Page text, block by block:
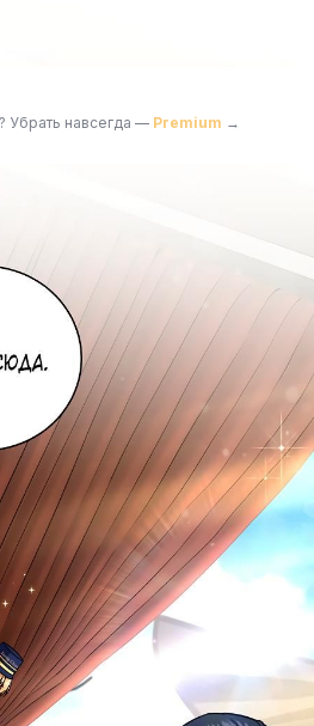
Убрать навсегда — Premium →